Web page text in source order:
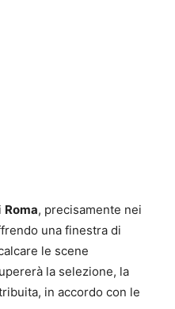
Roma, precisamente nei
una finestra di
le scene
la selezione, la
in accordo con le